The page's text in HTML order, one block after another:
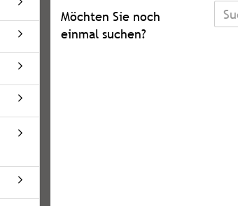
MÖCHTEN
SIE
NOCH
Möchten Sie noch
einmal suchen?